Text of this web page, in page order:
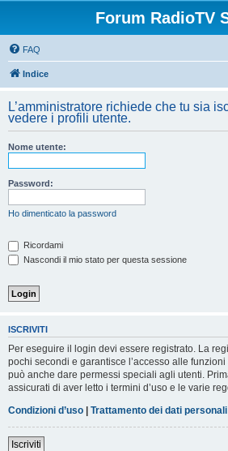
Forum RadioTV
FAQ
Indice
L’amministratore richiede che tu sia
vedere i profili utente.
Nome utente:
Password:
Ho dimenticato la password
Ricordami
Nascondi il mio stato per questa sessione
ISCRIVITI
Per eseguire il login devi essere registrato. La
pochi secondi e garantisce l’accesso alle funzioni
può anche dare permessi speciali agli utenti.
assicurati di aver letto i termini d’uso e le varie
Condizioni d’uso | Trattamento dei dati personali
Iscriviti